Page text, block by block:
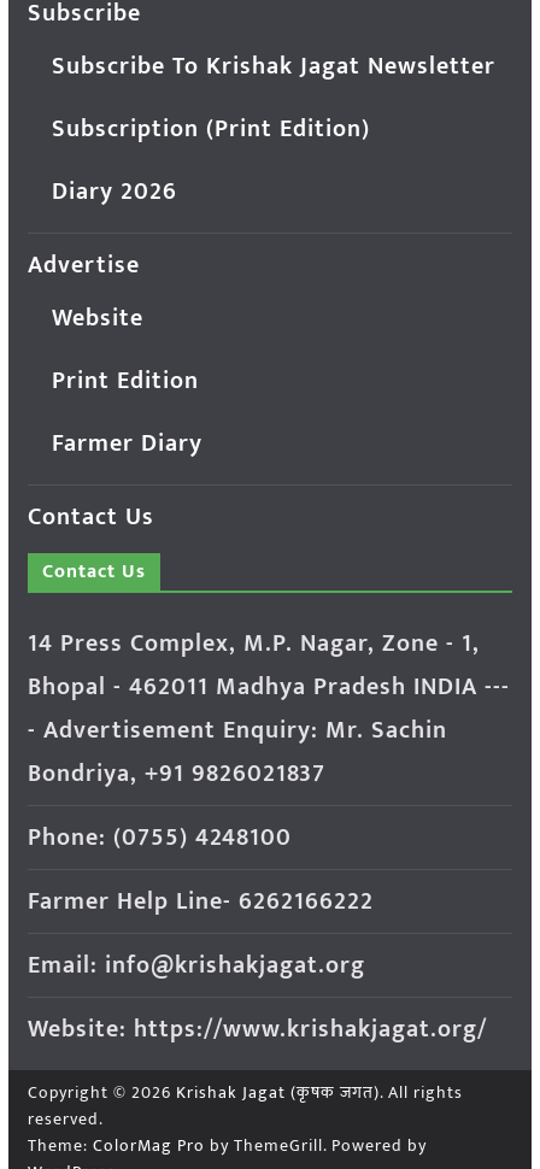
Subscribe
Subscribe To Krishak Jagat Newsletter
Subscription (Print Edition)
Diary 2026
Advertise
Website
Print Edition
Farmer Diary
Contact Us
Contact Us
14 Press Complex, M.P. Nagar, Zone - 1,
Bhopal - 462011 Madhya Pradesh INDIA ---
- Advertisement Enquiry: Mr. Sachin
Bondriya, +91 9826021837
Phone: (0755) 4248100
Farmer Help Line- 6262166222
Email: info@krishakjagat.org
Website: https://www.krishakjagat.org/
Copyright © 2026 Krishak Jagat (कृषक जगत). All rights
reserved.
Theme: ColorMag Pro by ThemeGrill. Powered by